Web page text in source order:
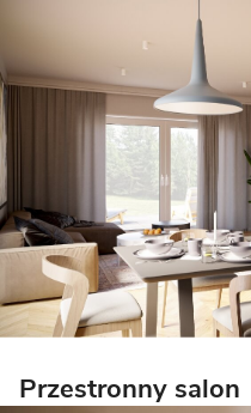
Przestronny salon